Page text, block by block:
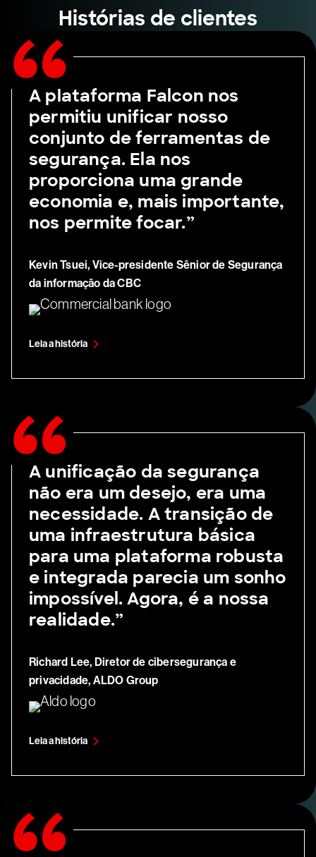
Histórias de clientes
A plataforma Falcon nos
permitiu unificar nosso
conjunto de ferramentas de
segurança. Ela nos
proporciona uma grande
economia e, mais importante,
nos permite focar.”
Kevin Tsuei, Vice-presidente Sênior de Segurança
da informação da CBC
Leia a história
A unificação da segurança
não era um desejo, era uma
necessidade. A transição de
uma infraestrutura básica
para uma plataforma robusta
e integrada parecia um sonho
impossível. Agora, é a nossa
realidade.”
Richard Lee, Diretor de cibersegurança e
privacidade, ALDO Group
Leia a história